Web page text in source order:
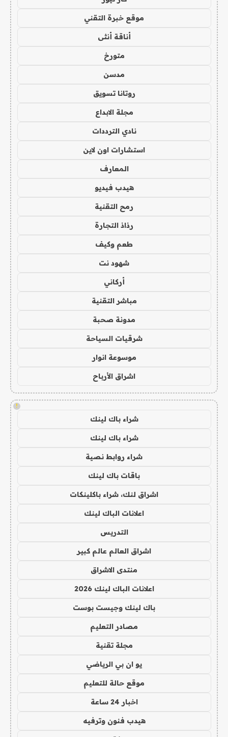
موقع خبرة التقني
أناقة أنثى
متورخ
مدسن
روتانا تسويق
مجلة الابداع
نادي الترددات
استشارات اون لاين
المعارف
هيدب فيديو
رمح التقنية
رذاذ التجارة
طعم وكيف
شهود نت
أركاني
مباشر التقنية
مدونة صحبة
شرقيات السياحة
موسوعة انوار
اشراق الأرباح
!
شراء باك لينك
شراء باك لينك
شراء روابط نصية
باقات باك لينك
اشراق لنك، شراء باكلينكات
اعلانات الباك لينك
التدريس
اشراق العالم عالم كبير
منتدى الاشراق
اعلانات الباك لينك 2026
باك لينك وجيست بوست
مصادر التعليم
مجلة تقنية
يو ان بي الرياضي
موقع حالة للتعليم
اخبار 24 ساعة
هيدب فنون وترفيه